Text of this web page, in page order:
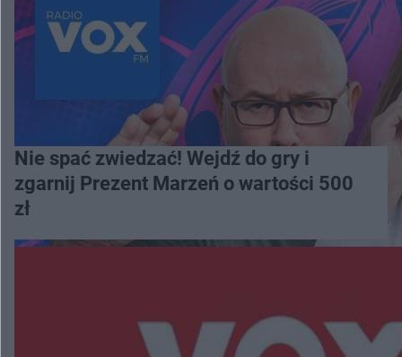
Nie spać zwiedzać! Wejdź do gry i
zgarnij Prezent Marzeń o wartości 500
zł